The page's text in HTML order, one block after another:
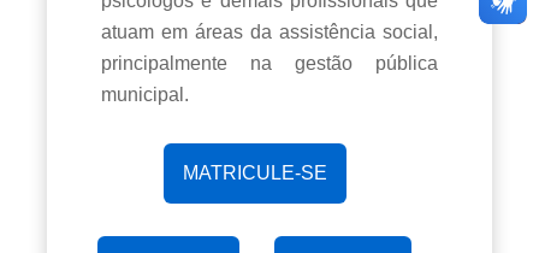
atuam em áreas da assistência social,
principalmente na gestão pública
municipal.
MATRICULE-SE